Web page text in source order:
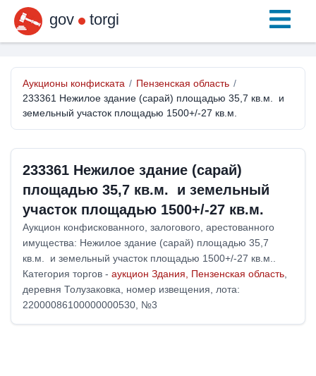
gov torgi
Аукционы конфиската / Пензенская область /
233361 Нежилое здание (сарай) площадью 35,7 кв.м. и
земельный участок площадью 1500+/-27 кв.м.
233361 Нежилое здание (сарай)
площадью 35,7 кв.м. и земельный
участок площадью 1500+/-27 кв.м.
Аукцион конфискованного, залогового, арестованного
имущества: Нежилое здание (сарай) площадью 35,7
кв.м. и земельный участок площадью 1500+/-27 кв.м..
Категория торгов - аукцион Здания, Пензенская область
деревня Толузаковка, номер извещения, лота:
22000086100000000530, №3